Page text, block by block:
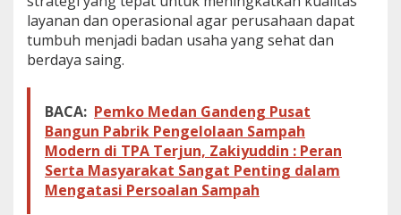
layanan dan operasional agar perusahaan dapat
tumbuh menjadi badan usaha yang sehat dan
berdaya saing.
BACA: Pemko Medan Gandeng Pusat
Bangun Pabrik Pengelolaan Sampah
Modern di TPA Terjun, Zakiyuddin : Peran
Serta Masyarakat Sangat Penting dalam
Mengatasi Persoalan Sampah